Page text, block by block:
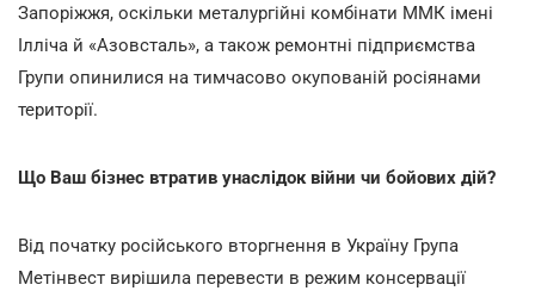
Запоріжжя, оскільки металургійні комбінати ММК імені
Ілліча й «Азовсталь», а також ремонтні підприємства
Групи опинилися на тимчасово окупованій росіянами
території.
Що Ваш бізнес втратив унаслідок війни чи бойових дій?
Від початку російського вторгнення в Україну Група
Метінвест вирішила перевести в режим консервації